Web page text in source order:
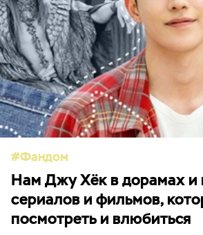
Фандом
Нам Джу Хёк в дорамах и
сериалов и фильмов,
посмотреть и влюбиться